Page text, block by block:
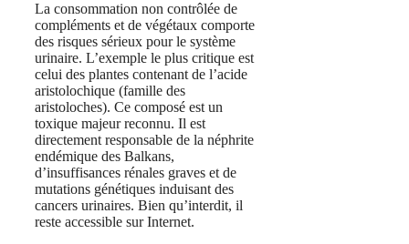
La consommation non contrôlée de
compléments et de végétaux comporte
des risques sérieux pour le système
urinaire. L’exemple le plus critique est
celui des plantes contenant de l’acide
aristolochique (famille des
aristoloches). Ce composé est un
toxique majeur reconnu. Il est
directement responsable de la néphrite
endémique des Balkans,
d’insuffisances rénales graves et de
mutations génétiques induisant des
cancers urinaires. Bien qu’interdit, il
reste accessible sur Internet.